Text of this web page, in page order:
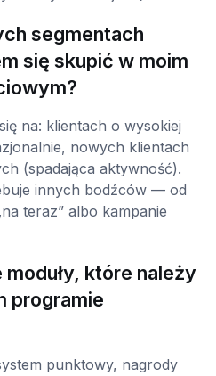
segmentach
się skupić w moim
na: klientach o wysokiej
nowych klientach
(spadająca aktywność).
innych bodźców — od
teraz” albo kampanie
które należy
programie
punktowy, nagrody